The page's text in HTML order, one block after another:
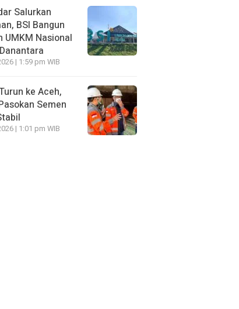
Salurkan
BSI Bangun
UMKM Nasional
| 1:59 pm WIB
ke Aceh,
Semen
| 1:01 pm WIB